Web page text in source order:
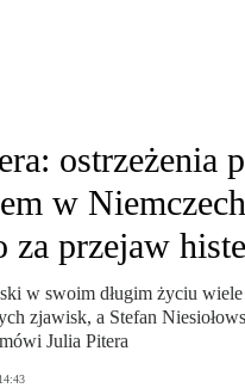
ostrzeżenia
w
za przejaw
w swoim długim życiu
zjawisk, a Stefan
Julia Pitera